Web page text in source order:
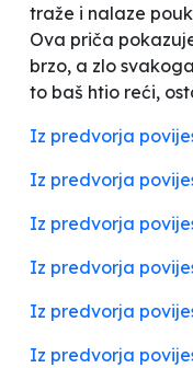
traže i nalaze
Ova priča
brzo, a zlo
to baš htio reći,
Iz predvorja
Iz predvorja
Iz predvorja
Iz predvorja
Iz predvorja
Iz predvorja